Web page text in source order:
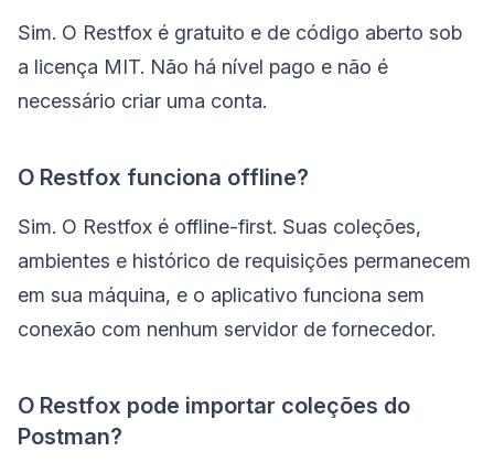
Sim. O Restfox é gratuito e de código aberto sob
a licença MIT. Não há nível pago e não é
necessário criar uma conta.
O Restfox funciona offline?
Sim. O Restfox é offline-first. Suas coleções,
ambientes e histórico de requisições permanecem
em sua máquina, e o aplicativo funciona sem
conexão com nenhum servidor de fornecedor.
O Restfox pode importar coleções do
Postman?